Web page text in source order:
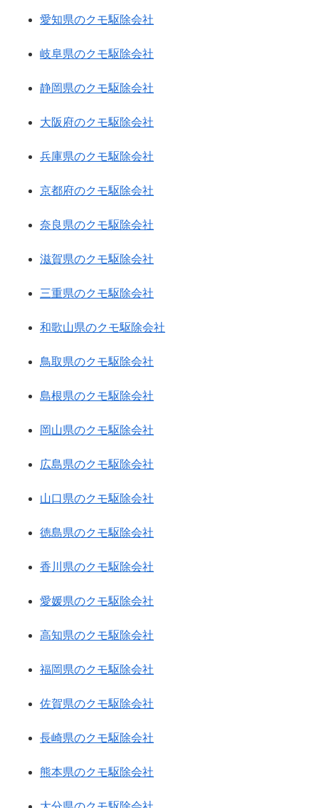
愛知県のクモ駆除会社
岐阜県のクモ駆除会社
静岡県のクモ駆除会社
大阪府のクモ駆除会社
兵庫県のクモ駆除会社
京都府のクモ駆除会社
奈良県のクモ駆除会社
滋賀県のクモ駆除会社
三重県のクモ駆除会社
和歌山県のクモ駆除会社
鳥取県のクモ駆除会社
島根県のクモ駆除会社
岡山県のクモ駆除会社
広島県のクモ駆除会社
山口県のクモ駆除会社
徳島県のクモ駆除会社
香川県のクモ駆除会社
愛媛県のクモ駆除会社
高知県のクモ駆除会社
福岡県のクモ駆除会社
佐賀県のクモ駆除会社
長崎県のクモ駆除会社
熊本県のクモ駆除会社